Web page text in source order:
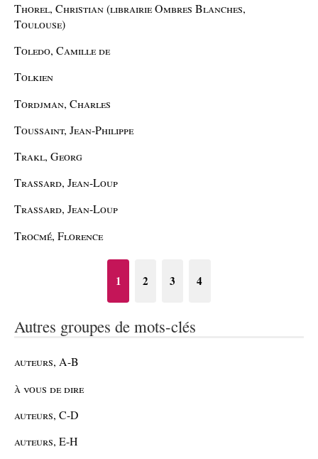
Thorel, Christian (librairie Ombres Blanches,
Toulouse)
Toledo, Camille de
Tolkien
Tordjman, Charles
Toussaint, Jean-Philippe
Trakl, Georg
Trassard, Jean-Loup
Trassard, Jean-Loup
Trocmé, Florence
1 2 3 4
Autres groupes de mots-clés
auteurs, A-B
à vous de dire
auteurs, C-D
auteurs, E-H